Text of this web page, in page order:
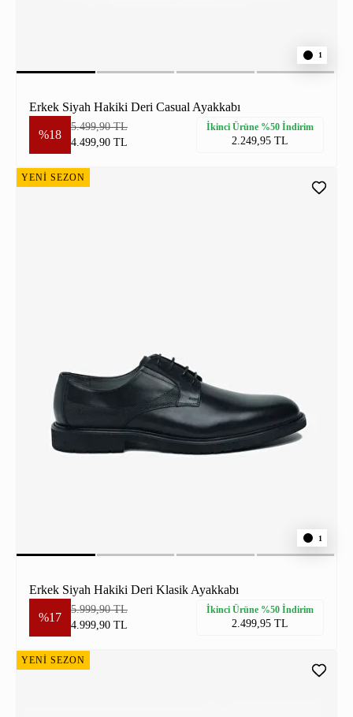
1
Erkek Siyah Hakiki Deri Casual Ayakkabı
%18
5.499,90 TL
4.499,90 TL
İkinci Ürüne %50 İndirim
2.249,95 TL
YENİ SEZON
1
Erkek Siyah Hakiki Deri Klasik Ayakkabı
%17
5.999,90 TL
4.999,90 TL
İkinci Ürüne %50 İndirim
2.499,95 TL
YENİ SEZON